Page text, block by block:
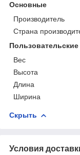
Основные
Производитель
Страна
Пользовательские
Вес
Высота
Длина
Ширина
Скрыть
Условия